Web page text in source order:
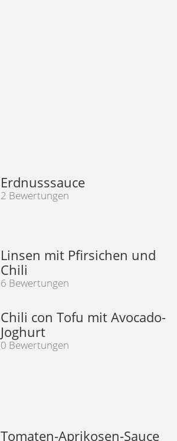
Erdnusssauce
2 Bewertungen
Linsen mit Pfirsichen und
Chili
6 Bewertungen
Chili con Tofu mit Avocado-
Joghurt
0 Bewertungen
Tomaten-Aprikosen-Sauce